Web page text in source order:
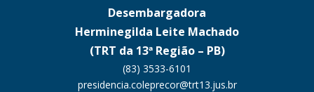
Desembargadora
Herminegilda Leite Machado
(TRT da 13ª Região – PB)
(83) 3533-6101
presidencia.coleprecor@trt13.jus.br